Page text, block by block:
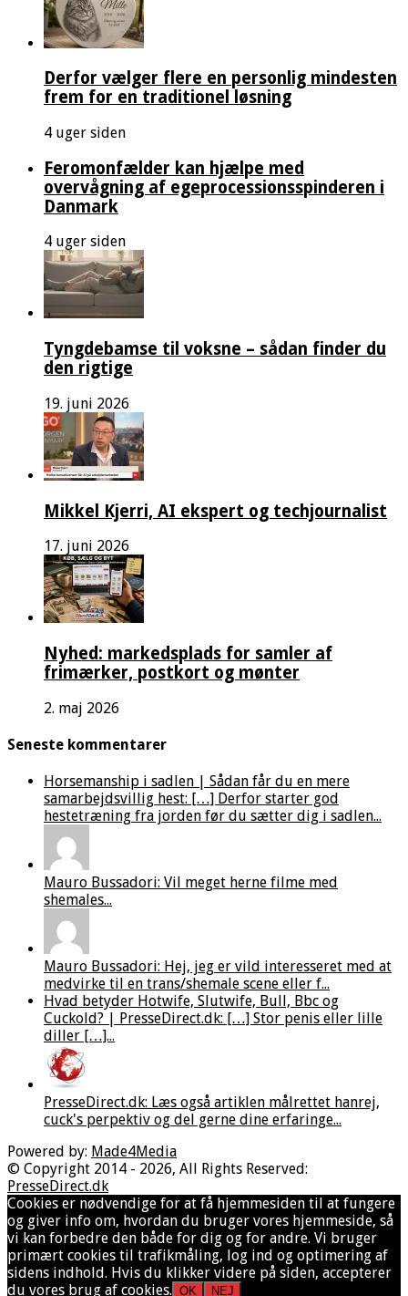
Derfor vælger flere en personlig mindesten
frem for en traditionel løsning
4 uger siden
Feromonfælder kan hjælpe med
overvågning af egeprocessionsspinderen i
Danmark
4 uger siden
Tyngdebamse til voksne – sådan finder du
den rigtige
19. juni 2026
Mikkel Kjerri, AI ekspert og techjournalist
17. juni 2026
Nyhed: markedsplads for samler af
frimærker, postkort og mønter
2. maj 2026
Seneste kommentarer
Horsemanship i sadlen | Sådan får du en mere
samarbejdsvillig hest: […] Derfor starter god
hestetræning fra jorden før du sætter dig i sadlen...
Mauro Bussadori: Vil meget herne filme med
shemales...
Mauro Bussadori: Hej, jeg er vild interesseret med at
medvirke til en trans/shemale scene eller f...
Hvad betyder Hotwife, Slutwife, Bull, Bbc og
Cuckold? | PresseDirect.dk: […] Stor penis eller lille
diller […]...
PresseDirect.dk: Læs også artiklen målrettet hanrej,
cuck's perpektiv og del gerne dine erfaringe...
Powered by: Made4Media
© Copyright 2014 - 2026, All Rights Reserved:
PresseDirect.dk
Cookies er nødvendige for at få hjemmesiden til at fungere
og giver info om, hvordan du bruger vores hjemmeside, så
vi kan forbedre den både for dig og for andre. Vi bruger
primært cookies til trafikmåling, log ind og optimering af
sidens indhold. Hvis du klikker videre på siden, accepterer
du vores brug af cookies. OK NEJ